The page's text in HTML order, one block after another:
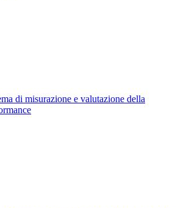
di misurazione e valutazione della